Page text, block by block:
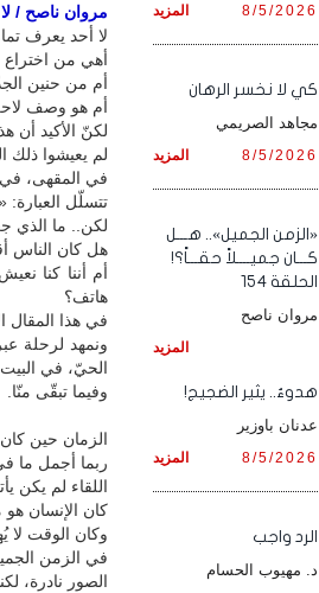
مروان ناصح / لا
لا أحد يعرف
أهي من اختراع
أم من حنين
أم هو وصف لاحق
لكنّ الأكيد أن
لم يعيشوا ذلك
في المقهى،
تتسلّل العبارة:
لكن.. ما الذي
هل كان الناس
أم أننا كنا
هاتف؟
في هذا المقال
ونمهد لرحلة
الحيّ، في
وفيما تبقّى منّا.
الزمان حين
ربما أجمل ما
اللقاء لم يكن يأتي برسالة «أنا
كان الإنسان هو
وكان الوقت لا
في الزمن
الصور نادرة،
المزيد 8/5/2026
كي لا نخسر الرهان
مجاهد الصريمي
المزيد 8/5/2026
«الزمن الجميل».. هـــل
كـــان جميــــلاً حقـــاً؟!
الحلقة 154
مروان ناصح
المزيد
هدوءٌ.. يثير الضجيج!
عدنان باوزير
المزيد 8/5/2026
الرد واجب
د. مهيوب الحسام